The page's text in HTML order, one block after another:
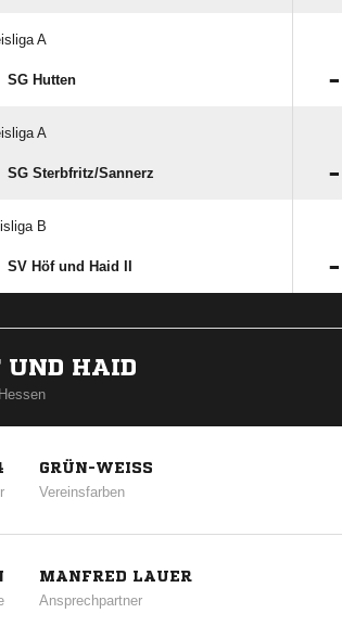
A
SG Hutten 
A
SG Sterbfritz/​Sannerz 
B
SV Höf und Haid II 
UND HAID
Hessen
GRÜN-WEISS
Vereinsfarben
MANFRED LAUER
Ansprechpartner